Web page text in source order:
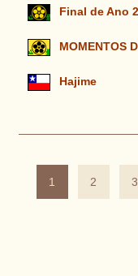
Final de Ano
MOMENTOS
Hajime
1 2 3